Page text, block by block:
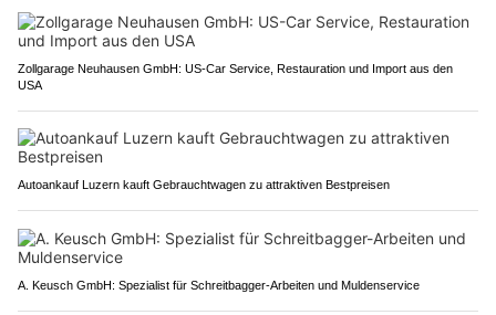
Zollgarage Neuhausen GmbH: US-Car Service, Restauration und Import aus den
USA
Autoankauf Luzern kauft Gebrauchtwagen zu attraktiven Bestpreisen
A. Keusch GmbH: Spezialist für Schreitbagger-Arbeiten und Muldenservice